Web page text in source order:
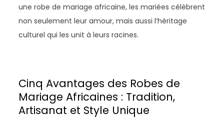
une robe de mariage africaine, les mariées célèbrent
non seulement leur amour, mais aussi l’héritage
culturel qui les unit à leurs racines.
Cinq Avantages des Robes de
Mariage Africaines : Tradition,
Artisanat et Style Unique